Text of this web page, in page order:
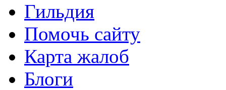
Гильдия
Помочь сайту
Карта жалоб
Блоги